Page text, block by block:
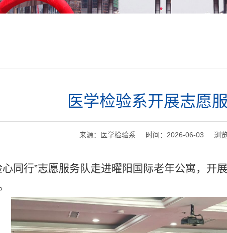
医学检验系开展志愿
来源：医学检验系 时间：2026-06-03 浏览
同行”志愿服务队走进曜阳国际老年公寓，开